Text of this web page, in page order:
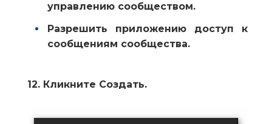
управлению сообществом.
Разрешить приложению доступ к
сообщениям сообщества.
12. Кликните Создать.